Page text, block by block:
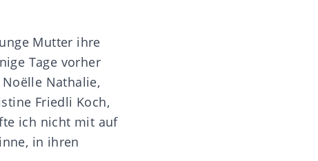
Mutter ihre
Tage vorher
Nathalie,
Friedli Koch,
ich nicht mit auf
in ihren